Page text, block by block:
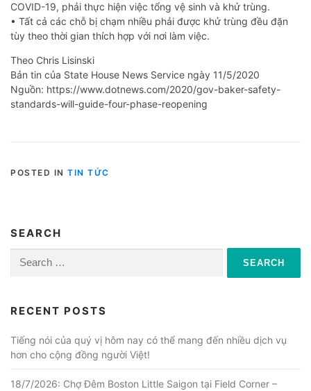
COVID-19, phải thực hiện việc tổng vệ sinh và khử trùng.
• Tất cả các chỗ bị chạm nhiều phải được khử trùng đều đặn
tùy theo thời gian thích hợp với nơi làm việc.
Theo Chris Lisinski
Bản tin của State House News Service ngày 11/5/2020
Nguồn: https://www.dotnews.com/2020/gov-baker-safety-
standards-will-guide-four-phase-reopening
POSTED IN TIN TỨC
SEARCH
Search
for:
RECENT POSTS
Tiếng nói của quý vị hôm nay có thể mang đến nhiều dịch vụ
hơn cho cộng đồng người Việt!
18/7/2026: Chợ Đêm Boston Little Saigon tại Field Corner –